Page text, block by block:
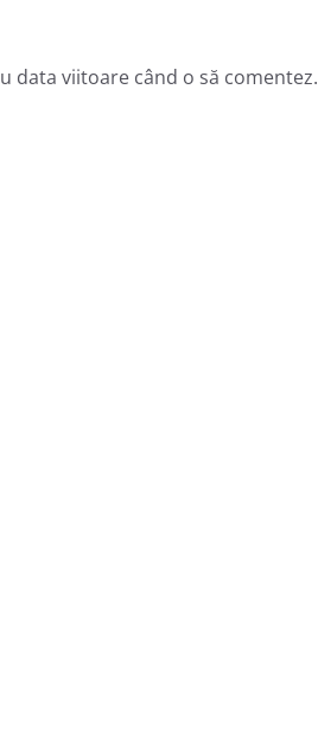
data viitoare când o să comentez.